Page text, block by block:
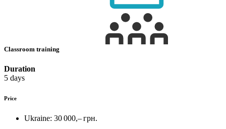
Classroom training
Duration
5 days
Price
Ukraine: 30 000,– грн.